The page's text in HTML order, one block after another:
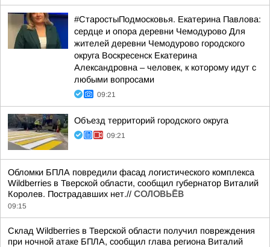
#СтаростыПодмосковья. Екатерина Павлова:
сердце и опора деревни Чемодурово Для
жителей деревни Чемодурово городского
округа Воскресенск Екатерина
Александровна – человек, к которому идут с
любыми вопросами
09:21
Объезд территорий городского округа
09:21
Обломки БПЛА повредили фасад логистического комплекса
Wildberries в Тверской области, сообщил губернатор Виталий
Королев. Пострадавших нет.// СОЛОВЬЁВ
09:15
Склад Wildberries в Тверской области получил повреждения
при ночной атаке БПЛА, сообщил глава региона Виталий